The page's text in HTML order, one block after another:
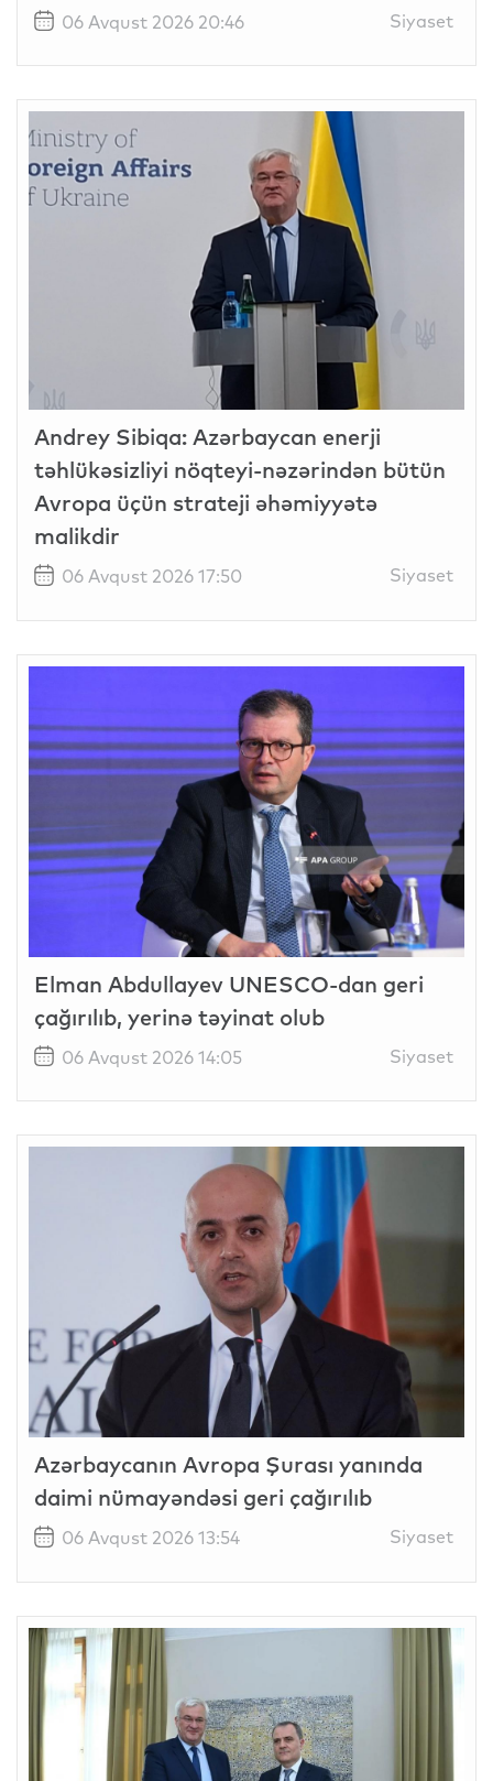
06 Avqust 2026 20:46 Siyaset
Andrey Sibiqa: Azərbaycan enerji
təhlükəsizliyi nöqteyi-nəzərindən bütün
Avropa üçün strateji əhəmiyyətə
malikdir
06 Avqust 2026 17:50 Siyaset
Elman Abdullayev UNESCO-dan geri
çağırılıb, yerinə təyinat olub
06 Avqust 2026 14:05 Siyaset
Azərbaycanın Avropa Şurası yanında
daimi nümayəndəsi geri çağırılıb
06 Avqust 2026 13:54 Siyaset